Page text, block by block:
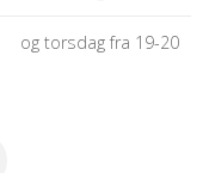
og torsdag fra 19-20